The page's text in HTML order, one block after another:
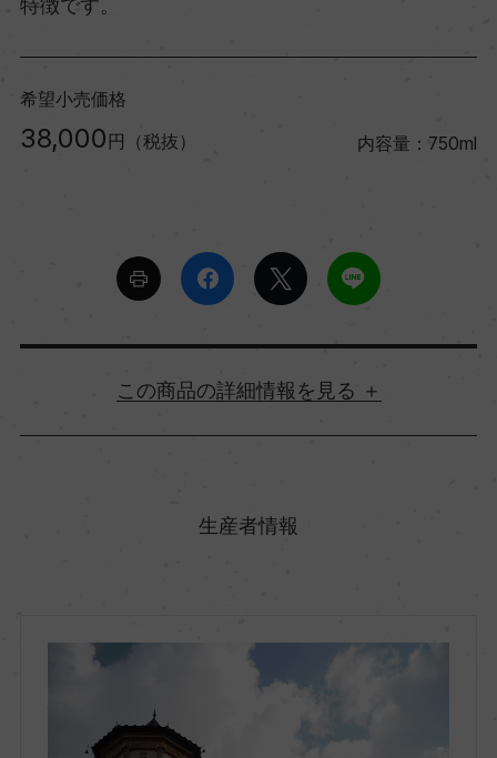
特徴です。
希望小売価格
38,000 円（税抜） 内容量：750ml
詳細情報
オー・メドック
生産者情報